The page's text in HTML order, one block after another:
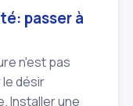
passer à
n'est pas
désir
Installer une